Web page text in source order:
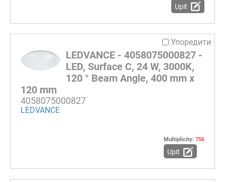
Upit
Упоредити
LEDVANCE - 4058075000827 -
LED, Surface C, 24 W, 3000K,
120 ° Beam Angle, 400 mm x
120 mm
4058075000827
LEDVANCE
Multiplicity: 756
Upit